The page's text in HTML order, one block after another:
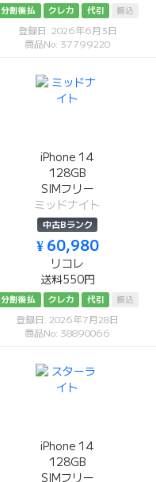
分割後払 クレカ 代引 振込
登録日: 2026年6月3日
商品No: 37799220
iPhone 14
128GB
SIMフリー
ミッドナイト
中古Bランク
¥ 60,980
リコレ
送料550円
分割後払 クレカ 代引 振込
登録日: 2026年7月28日
商品No: 38890066
iPhone 14
128GB
SIMフリー